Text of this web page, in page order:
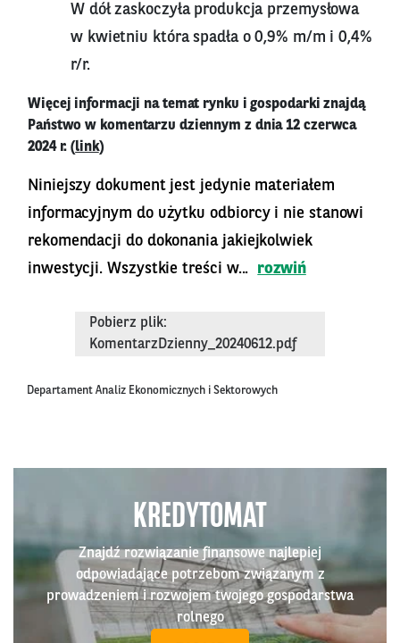
W dół zaskoczyła produkcja przemysłowa
w kwietniu która spadła o 0,9% m/m i 0,4%
r/r.
Więcej informacji na temat rynku i gospodarki znajdą
Państwo w komentarzu dziennym z dnia 12 czerwca
2024 r. (link)
Niniejszy dokument jest jedynie materiałem
informacyjnym do użytku odbiorcy i nie stanowi
rekomendacji do dokonania jakiejkolwiek
inwestycji. Wszystkie treści w...
rozwiń
Pobierz plik:
KomentarzDzienny_20240612.pdf
Departament Analiz Ekonomicznych i Sektorowych
KREDYTOMAT
Znajdź rozwiązanie finansowe najlepiej
odpowiadające potrzebom związanym z
prowadzeniem i rozwojem twojego gospodarstwa
rolnego